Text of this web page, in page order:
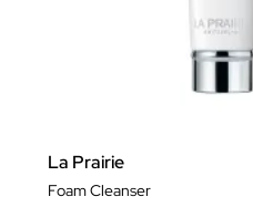
La Prairie
Foam Cleanser